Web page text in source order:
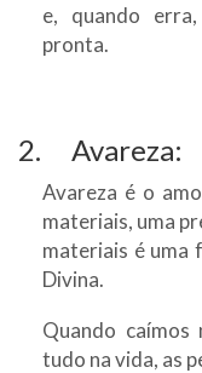
e, quando
pronta.
2. Avareza:
Avareza é o
materiais, uma
materiais é uma
Divina.
Quando
tudo na vida, as